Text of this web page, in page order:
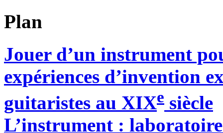
Plan
Jouer d’un instrument
expériences d’invention
guitaristes au XIXe siècle
L’instrument :